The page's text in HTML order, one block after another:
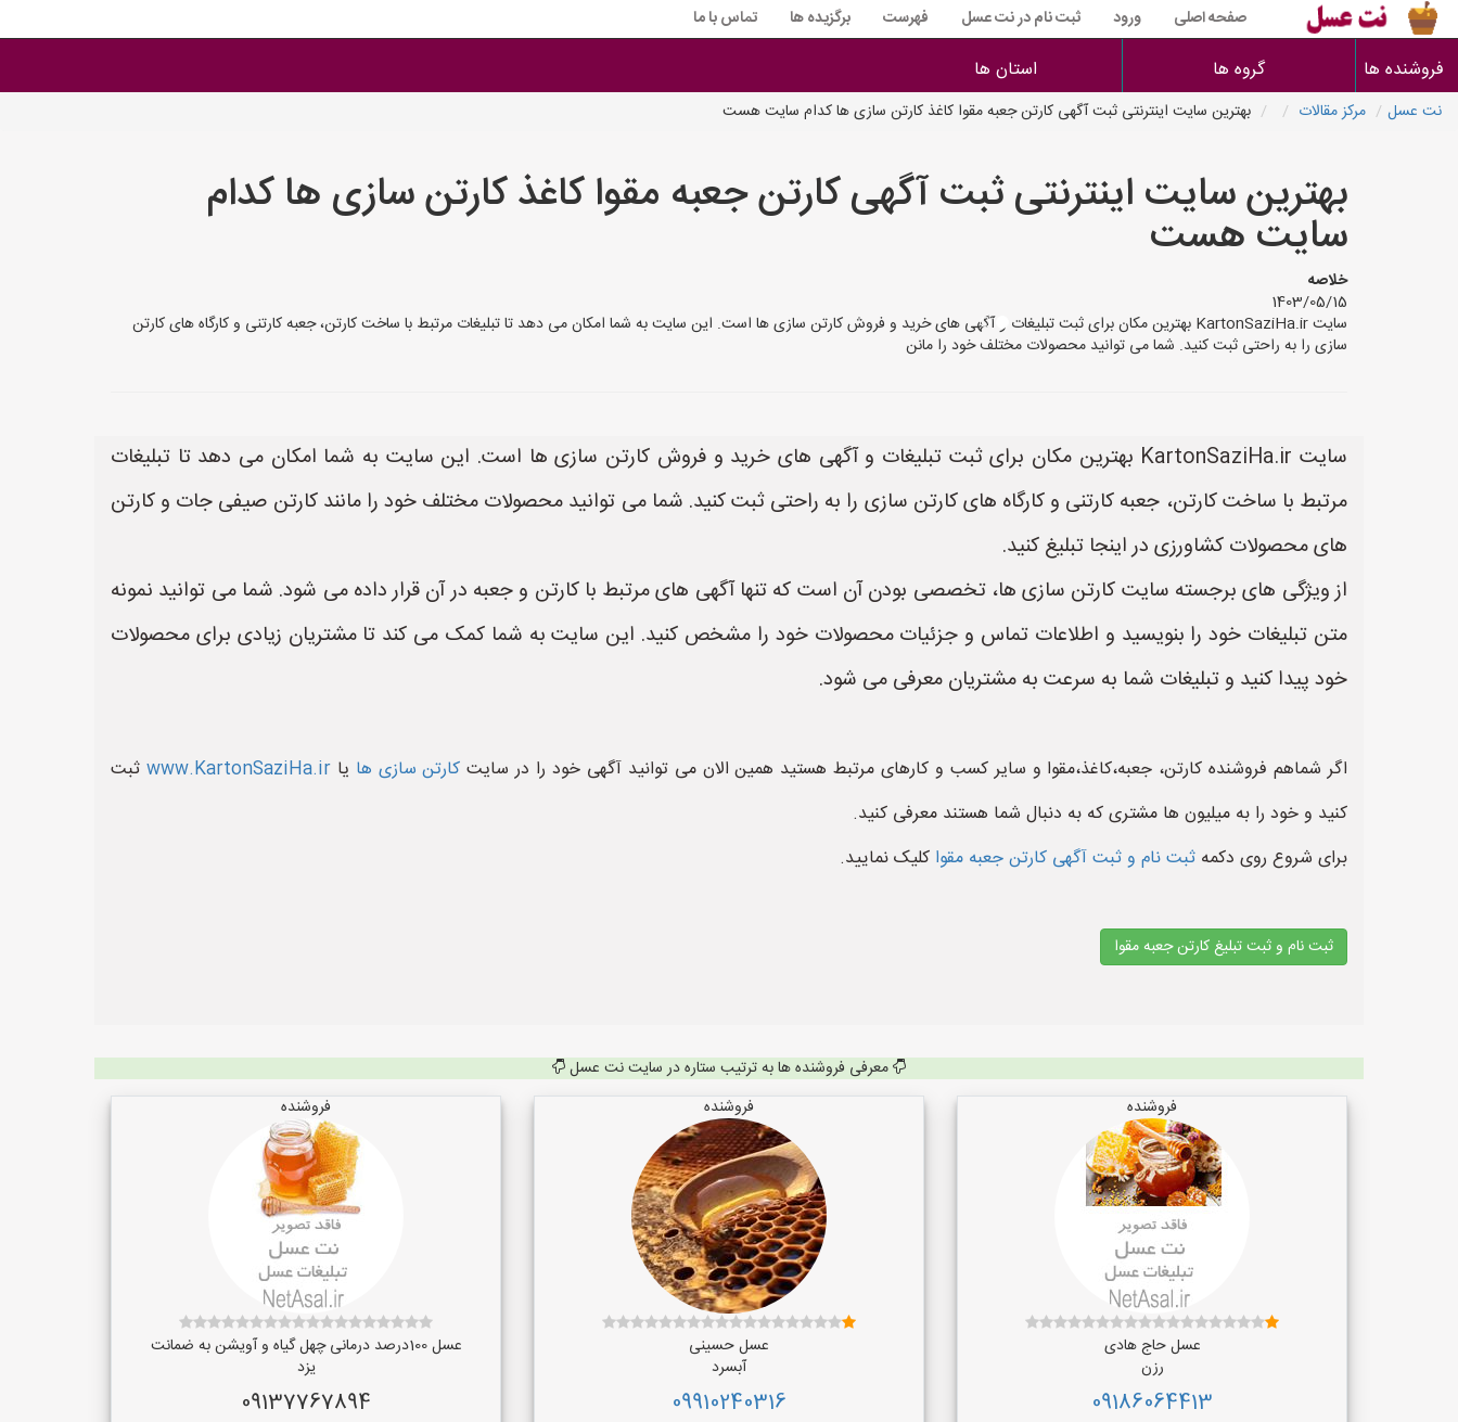
صفحه اصلی ورود ثبت نام در نت عسل فهرست برگزیده ها تماس با ما
فروشنده ها گروه ها استان ها
نت عسل مرکز مقالات بهترین سایت اینترنتی ثبت آگهی کارتن جعبه مقوا کاغذ کارتن سازی ها کدام سایت هست
بهترین سایت اینترنتی ثبت آگهی کارتن جعبه مقوا کاغذ کارتن سازی ها کدام
سایت هست
خلاصه
1403/05/15
سایت KartonSaziHa.ir بهترین مکان برای ثبت تبلیغات و آگهی های خرید و فروش کارتن سازی ها است. این سایت به شما امکان می دهد تا تبلیغات مرتبط با ساخت کارتن، جعبه کارتنی و کارگاه های کارتن
سازی را به راحتی ثبت کنید. شما می توانید محصولات مختلف خود را مانن
سایت KartonSaziHa.ir بهترین مکان برای ثبت تبلیغات و آگهی های خرید و فروش کارتن سازی ها است. این سایت به شما امکان می دهد تا تبلیغات
مرتبط با ساخت کارتن، جعبه کارتنی و کارگاه های کارتن سازی را به راحتی ثبت کنید. شما می توانید محصولات مختلف خود را مانند کارتن صیفی جات و کارتن
های محصولات کشاورزی در اینجا تبلیغ کنید.
از ویژگی های برجسته سایت کارتن سازی ها، تخصصی بودن آن است که تنها آگهی های مرتبط با کارتن و جعبه در آن قرار داده می شود. شما می توانید نمونه
متن تبلیغات خود را بنویسید و اطلاعات تماس و جزئیات محصولات خود را مشخص کنید. این سایت به شما کمک می کند تا مشتریان زیادی برای محصولات
خود پیدا کنید و تبلیغات شما به سرعت به مشتریان معرفی می شود.
اگر شماهم فروشنده کارتن، جعبه،کاغذ،مقوا و سایر کسب و کارهای مرتبط هستید همین الان می توانید آگهی خود را در سایت کارتن سازی ها یاwww.KartonSaziHa.ir ثبت
کنید و خود را به میلیون ها مشتری که به دنبال شما هستند معرفی کنید.
برای شروع روی دکمه ثبت نام و ثبت آگهی کارتن جعبه مقوا کلیک نمایید.
ثبت نام و ثبت تبلیغ کارتن جعبه مقوا
معرفی فروشنده ها به ترتیب ستاره در سایت نت عسل
فروشنده
عسل حاج هادی
رزن
09186064413
فروشنده
عسل حسینی
آبسرد
09910240316
فروشنده
عسل 100درصد درمانی چهل گیاه و آویشن به ضمانت
یزد
09137767894